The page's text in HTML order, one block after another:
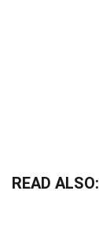
READ ALSO: